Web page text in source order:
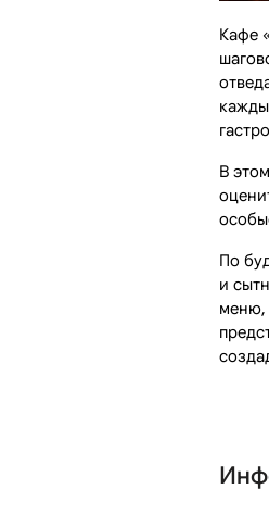
Кафе
В
По
и
меню,